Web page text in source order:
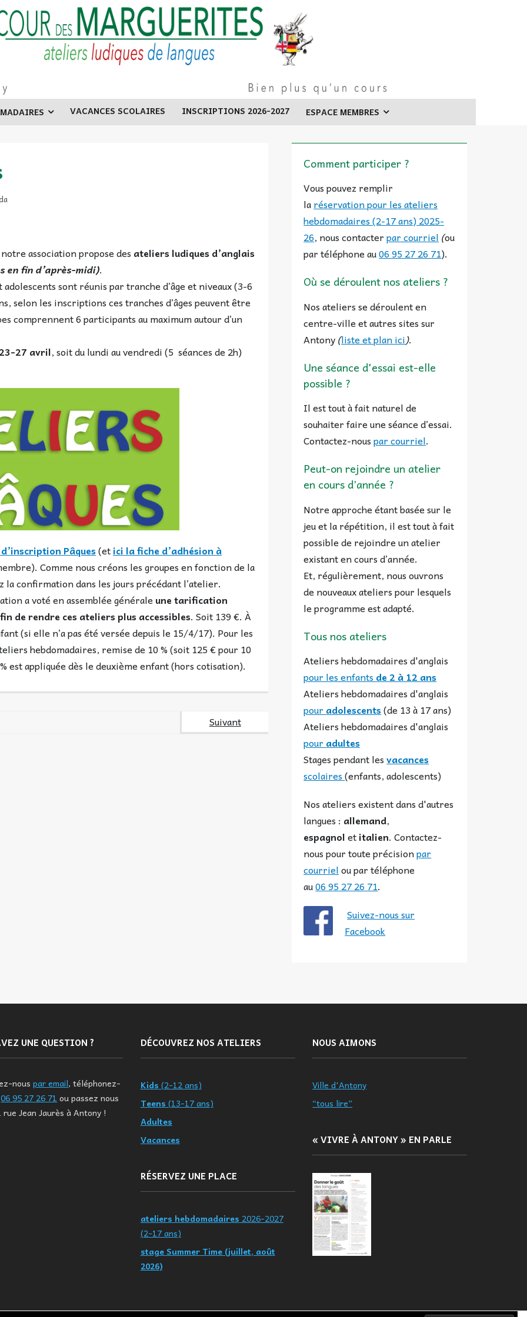
VACANCES SCOLAIRES INSCRIPTIONS 2026-2027 ESPACE MEMBRES
association propose des ateliers ludiques d’anglais
en fin d’après-midi).
sont réunis par tranche d’âge et niveaux (3-6
selon les inscriptions ces tranches d’âges peuvent être
comprennent 6 participants au maximum autour d’un
23-27 avril, soit du lundi au vendredi (5 séances de 2h)
Pâques(etici la fiche d’adhésion à
Comme nous créons les groupes en fonction de la
la confirmation dans les jours précédant l’atelier.
a voté en assemblée générale une tarification
de rendre ces ateliers plus accessibles. Soit 139 €. À
(si elle n’a pas été versée depuis le 15/4/17). Pour les
hebdomadaires, remise de 10 % (soit 125 € pour 10
est appliquée dès le deuxième enfant (hors cotisation).
Suivant
Comment participer ?
Vous pouvez remplir
laréservation pour les ateliers
hebdomadaires (2-17 ans) 2025-
26, nous contacterpar courriel (ou
par téléphone au06 95 27 26 71).
Où se déroulent nos ateliers ?
Nos ateliers se déroulent en
centre-ville et autres sites sur
Antony(liste et plan ici).
Une séance d'essai est-elle
possible ?
Il est tout à fait naturel de
souhaiter faire une séance d’essai.
Contactez-nouspar courriel.
Peut-on rejoindre un atelier
en cours d’année ?
Notre approche étant basée sur le
jeu et la répétition, il est tout à fait
possible de rejoindre un atelier
existant en cours d’année.
Et, régulièrement, nous ouvrons
de nouveaux ateliers pour lesquels
le programme est adapté.
Tous nos ateliers
Ateliers hebdomadaires d'anglais
pour les enfants de 2 à 12 ans
Ateliers hebdomadaires d'anglais
pour adolescents(de 13 à 17 ans)
Ateliers hebdomadaires d'anglais
pour adultes
Stages pendant lesvacances
scolaires(enfants, adolescents)
Nos ateliers existent dans d'autres
langues : allemand,
espagnoletitalien. Contactez-
nous pour toute précisionpar
courrielou par téléphone
au06 95 27 26 71.
Suivez-nous sur
Facebook
UNE QUESTION ?
nouspar email, téléphonez-
06 95 27 26 71 ou passez nous
rue Jean Jaurès à Antony !
DÉCOUVREZ NOS ATELIERS
Kids (2-12 ans)
Teens (13-17 ans)
Adultes
Vacances
RÉSERVEZ UNE PLACE
ateliers hebdomadaires 2026-2027
(2-17 ans)
stage Summer Time (juillet, août
2026)
NOUS AIMONS
Ville d'Antony
“tous lire”
« VIVRE À ANTONY » EN PARLE